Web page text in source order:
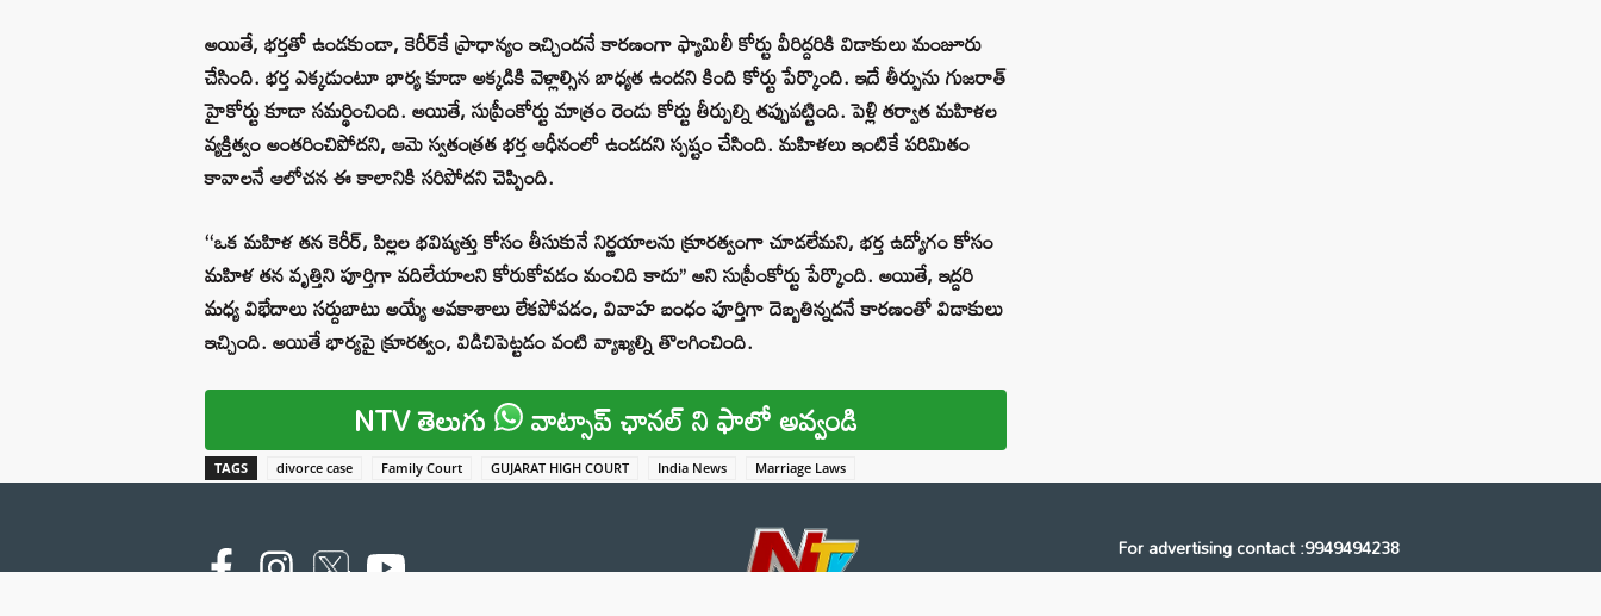
అయితే, భర్తతో ఉండకుండా, కెరీర్‌కే ప్రాధాన్యం ఇచ్చిందనే కారణంగా ఫ్యామిలీ కోర్టు వీరిద్దరికి విడాకులు మంజూరు
చేసింది. భర్త ఎక్కడుంటూ భార్య కూడా అక్కడికి వెళ్లాల్సిన బాధ్యత ఉందని కింది కోర్టు పేర్కొంది. ఇదే తీర్పును గుజరాత్
హైకోర్టు కూడా సమర్థించింది. అయితే, సుప్రీంకోర్టు మాత్రం రెండు కోర్టు తీర్పుల్ని తప్పుపట్టింది. పెళ్లి తర్వాత మహిళల
వ్యక్తిత్వం అంతరించిపోదని, ఆమె స్వతంత్రత భర్త ఆధీనంలో ఉండదని స్పష్టం చేసింది. మహిళలు ఇంటికే పరిమితం
కావాలనే ఆలోచన ఈ కాలానికి సరిపోదని చెప్పింది.
‘‘ఒక మహిళ తన కెరీర్, పిల్లల భవిష్యత్తు కోసం తీసుకునే నిర్ణయాలను క్రూరత్వంగా చూడలేమని, భర్త ఉద్యోగం కోసం
మహిళ తన వృత్తిని పూర్తిగా వదిలేయాలని కోరుకోవడం మంచిది కాదు’’ అని సుప్రీంకోర్టు పేర్కొంది. అయితే, ఇద్దరి
మధ్య విభేదాలు సర్దుబాటు అయ్యే అవకాశాలు లేకపోవడం, వివాహ బంధం పూర్తిగా దెబ్బతిన్నదనే కారణంతో విడాకులు
ఇచ్చింది. అయితే భార్యపై క్రూరత్వం, విడిచిపెట్టడం వంటి వ్యాఖ్యల్ని తొలగించింది.
NTV తెలుగు వాట్సాప్ ఛానల్ ని ఫాలో అవ్వండి
TAGS divorce case Family Court GUJARAT HIGH COURT India News Marriage Laws
For advertising contact :9949494238
Email: digital@ntvnetwork.com